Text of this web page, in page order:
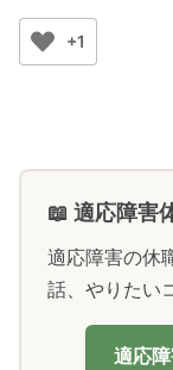
+1
📖 適応障害
適応障害の休
話、やりたい
適応